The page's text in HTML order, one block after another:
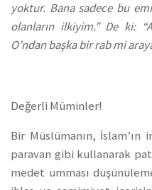
yoktur. Bana sadece bu
olanların ilkiyim.” De ki:
O’ndan başka bir rab mi
Değerli Müminler!
Bir Müslümanın, İslam’ın
paravan gibi kullanarak
medet umması